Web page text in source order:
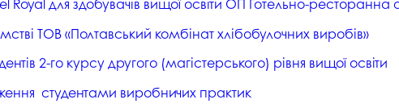
ТОВ «Полтавський комбінат хлібобулочних виробів»
2-го курсу другого (магістерського) рівня вищої освіти
студентами виробничих практик